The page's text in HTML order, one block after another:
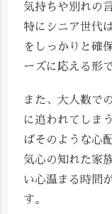
気持ちや別れの
特にシニア世代
をしっかりと確
ーズに応える形
また、大人数で
に追われてしま
ばそのような心
気心の知れた家
い心温まる時間
す。